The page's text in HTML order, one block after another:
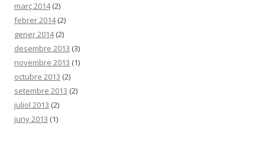
març 2014(2)
febrer 2014(2)
gener 2014(2)
desembre 2013 (3)
novembre 2013 (1)
octubre 2013 (2)
setembre 2013 (2)
juliol 2013 (2)
juny 2013 (1)